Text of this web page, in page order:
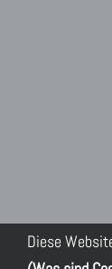
Diese